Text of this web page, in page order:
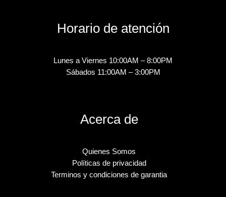
Horario de atención
Lunes a Viernes 10:00AM – 8:00PM
Sábados 11:00AM – 3:00PM
Acerca de
Quienes Somos
Políticas de privacidad
Terminos y condiciones de garantia